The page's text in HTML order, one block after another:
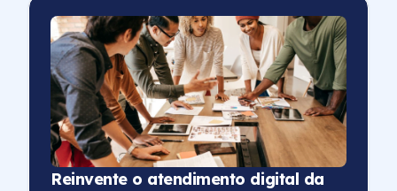
Reinvente o atendimento digital da